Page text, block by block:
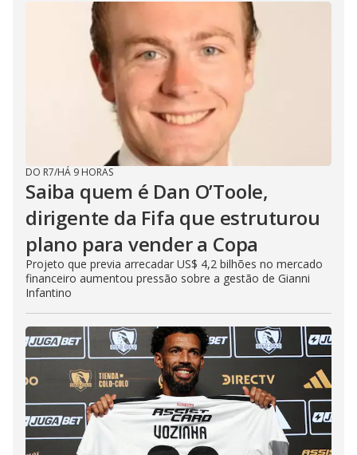
DO R7/HÁ 9 HORAS
Saiba quem é Dan O’Toole,
dirigente da Fifa que estruturou
plano para vender a Copa
Projeto que previa arrecadar US$ 4,2 bilhões no mercado
financeiro aumentou pressão sobre a gestão de Gianni
Infantino